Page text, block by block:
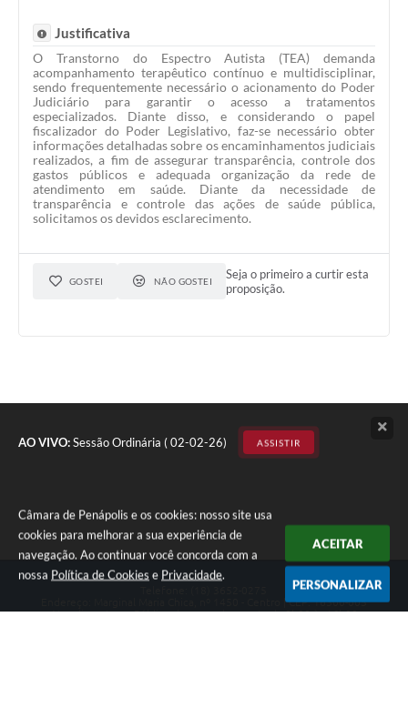
AO VIVO:Sessão Ordinária ( 02-02-26) ASSISTIR
Câmara de Penápolis e os cookies: nosso site usa
cookies para melhorar a sua experiência de
navegação. Ao continuar você concorda com a
nossa Política de Cookies e Privacidade.
ACEITAR
PERSONALIZAR
Justificativa
O Transtorno do Espectro Autista (TEA) demanda
acompanhamento terapêutico contínuo e multidisciplinar,
sendo frequentemente necessário o acionamento do Poder
Judiciário para garantir o acesso a tratamentos
especializados. Diante disso, e considerando o papel
fiscalizador do Poder Legislativo, faz-se necessário obter
informações detalhadas sobre os encaminhamentos judiciais
realizados, a fim de assegurar transparência, controle dos
gastos públicos e adequada organização da rede de
atendimento em saúde. Diante da necessidade de
transparência e controle das ações de saúde pública,
solicitamos os devidos esclarecimento.
GOSTEI NÃO GOSTEI
Seja o primeiro a curtir esta
proposição.
Endereço: Marginal Maria Chica, nº 1450 - Centro | CEP: 16300-005
Atendimento ao Público de segunda a sexta da 8h00 às 16h00